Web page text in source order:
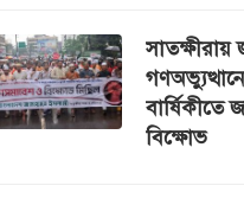
বার্ষিকীতে
বিক্ষোভ